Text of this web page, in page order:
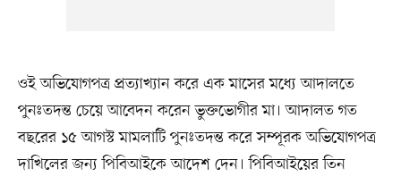
ওই অভিযোগপত্র প্রত্যাখ্যান করে এক মাসের মধ্যে আদালতে
পুনঃতদন্ত চেয়ে আবেদন করেন ভুক্তভোগীর মা। আদালত গত
বছরের ১৫ আগস্ট মামলাটি পুনঃতদন্ত করে সম্পূরক অভিযোগপত্র
দাখিলের জন্য পিবিআইকে আদেশ দেন। পিবিআইয়ের তিন